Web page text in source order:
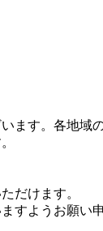
ます。各地
だけます。
すようお願い